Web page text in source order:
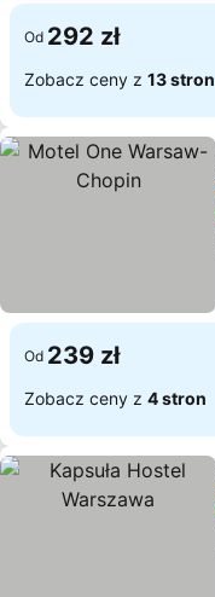
Od 292 zł
Zobacz ceny z 13 stron
Od 239 zł
Zobacz ceny z 4 stron